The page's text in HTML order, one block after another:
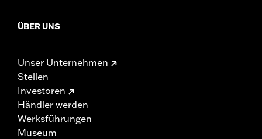
ÜBER UNS
Unser Unternehmen
Stellen
Investoren
Händler werden
Werksführungen
Museum